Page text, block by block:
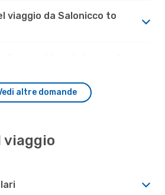
viaggio da Salonicco to
altre domande
viaggio